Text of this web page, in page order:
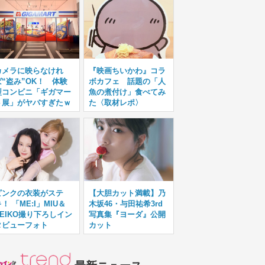
メラに映らなけれ
“盗み”OK！ 体験
コンビニ「ギガマー
展」がヤバすぎたｗ
『映画ちいかわ』コラ
ボカフェ 話題の「人
魚の煮付け」食べてみ
た〈取材レポ〉
ンクの衣装がステ
！ 「ME:I」MIU＆
撮り下ろしイン
ビューフォト
【大胆カット満載】乃
木坂46・与田祐希3rd
写真集『ヨーダ』公開
カット